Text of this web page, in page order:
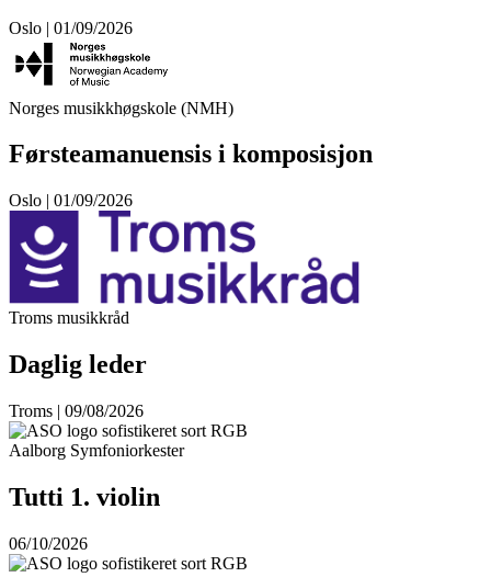
Oslo | 01/09/2026
Norges musikkhøgskole (NMH)
Førsteamanuensis i komposisjon
Oslo | 01/09/2026
Troms musikkråd
Daglig leder
Troms | 09/08/2026
Aalborg Symfoniorkester
Tutti 1. violin
06/10/2026